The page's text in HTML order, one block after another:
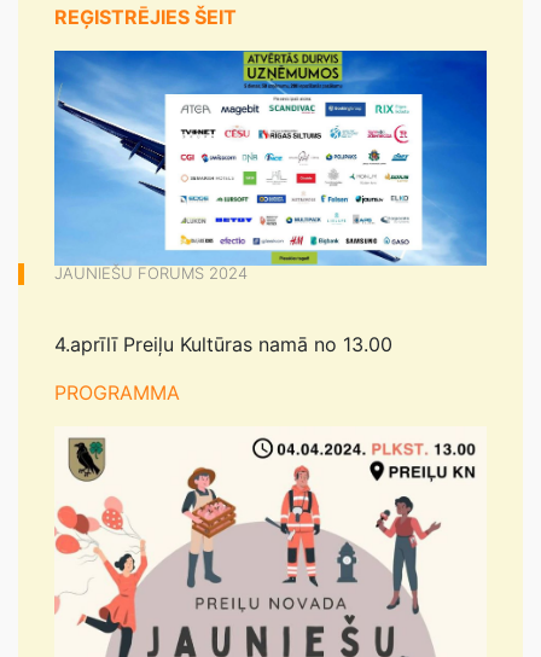
REĢISTRĒJIES ŠEIT
JAUNIEŠU FORUMS 2024
4.aprīlī Preiļu Kultūras namā no 13.00
PROGRAMMA